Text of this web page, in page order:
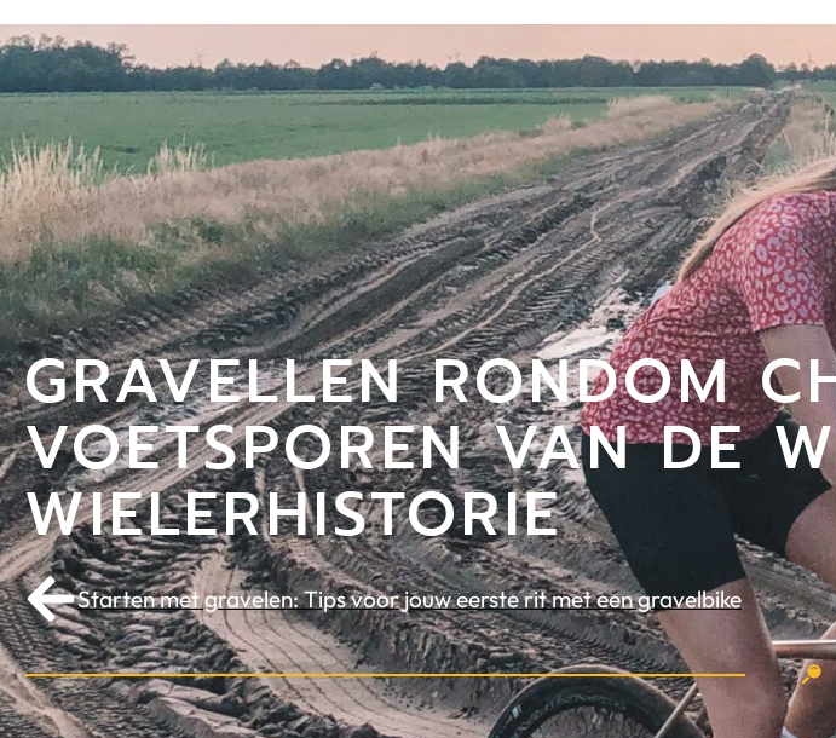
GRAVELLEN RONDOM
VOETSPOREN VAN DE
WIELERHISTORIE
Starten met gravelen: Tips voor jouw eerste rit met een gravelbike